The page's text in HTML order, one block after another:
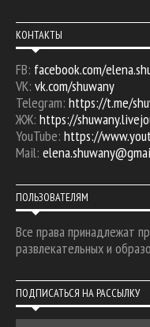
КОНТАКТЫ
FB: facebook.com/
VK: vk.com/shuwany
Telegram: https://t.me/
ЖЖ: https://
YouTube: https://
Mail:
ПОЛЬЗОВАТЕЛЯМ
Все права принадлежат
развлекательных и
ПОДПИСАТЬСЯ НА РАССЫЛКУ